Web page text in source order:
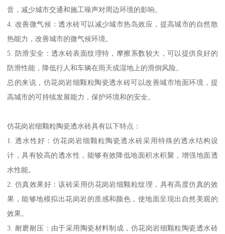
仿花岗岩细颗粒陶瓷透水砖是一种新型的地面材料，具有以下作
用：
1. 透水排水：透水砖的表面具有一定的透水性，可以使水自然渗透
到地下，减少地面积水和水患的发生，提高地面自然排水能力。
流对自然水环境的冲击，保护自然生态环境的稳定性。
3. 降噪减震：透水砖的材料特性能够有效吸收和分散地面上的噪
音，减少城市交通和施工噪声对周边环境的影响。
4. 改善微气候：透水砖可以减少城市热岛效应，提高城市的自然散
热能力，改善城市的微气候环境。
5. 防滑安全：透水砖表面纹理特，摩擦系数较大，可以提供良好的
防滑性能，降低行人和车辆在雨天或湿地上的滑倒风险。
总的来说，仿花岗岩细颗粒陶瓷透水砖可以改善城市地面环境，提